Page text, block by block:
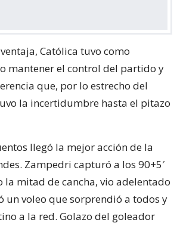
Católica tuvo como
mantener el control del partido y
que, por lo estrecho del
la incertidumbre hasta el pitazo
llegó la mejor acción de la
Zampedri capturó a los 90+5′
la mitad de cancha, vio adelentado
un voleo que sorprendió a todos y
a la red. Golazo del goleador